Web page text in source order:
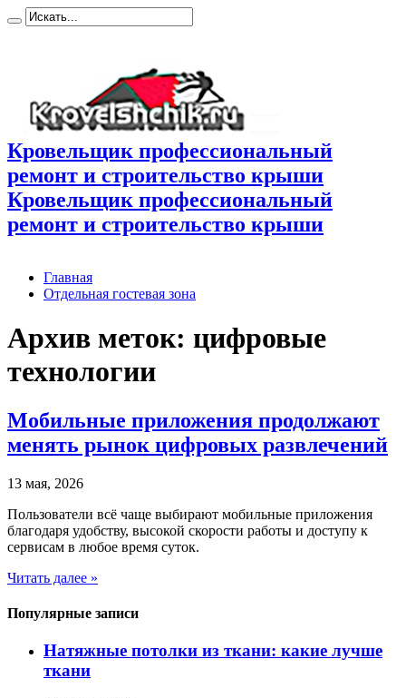
Кровельщик профессиональный
ремонт и строительство крыши
Кровельщик профессиональный
ремонт и строительство крыши
Главная
Отдельная гостевая зона
Архив меток: цифровые
технологии
Мобильные приложения продолжают
менять рынок цифровых развлечений
13 мая, 2026
Пользователи всё чаще выбирают мобильные приложения
благодаря удобству, высокой скорости работы и доступу к
сервисам в любое время суток.
Читать далее »
Популярные записи
Натяжные потолки из ткани: какие лучше
ткани